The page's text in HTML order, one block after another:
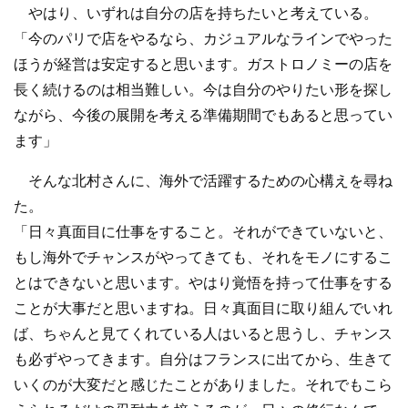
やはり、いずれは自分の店を持ちたいと考えている。
「今のパリで店をやるなら、カジュアルなラインでやった
ほうが経営は安定すると思います。ガストロノミーの店を
長く続けるのは相当難しい。今は自分のやりたい形を探し
ながら、今後の展開を考える準備期間でもあると思ってい
ます」
そんな北村さんに、海外で活躍するための心構えを尋ね
た。
「日々真面目に仕事をすること。それができていないと、
もし海外でチャンスがやってきても、それをモノにするこ
とはできないと思います。やはり覚悟を持って仕事をする
ことが大事だと思いますね。日々真面目に取り組んでいれ
ば、ちゃんと見てくれている人はいると思うし、チャンス
も必ずやってきます。自分はフランスに出てから、生きて
いくのが大変だと感じたことがありました。それでもこら